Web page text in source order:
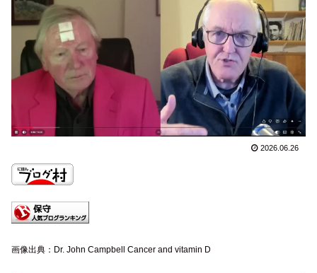
2026.06.26
画像出典：Dr. John Campbell Cancer and vitamin D